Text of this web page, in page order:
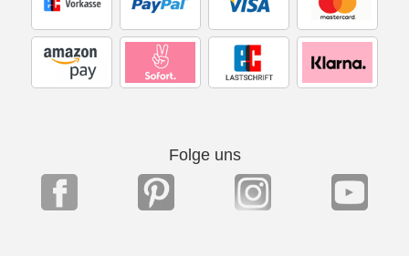
Folge uns